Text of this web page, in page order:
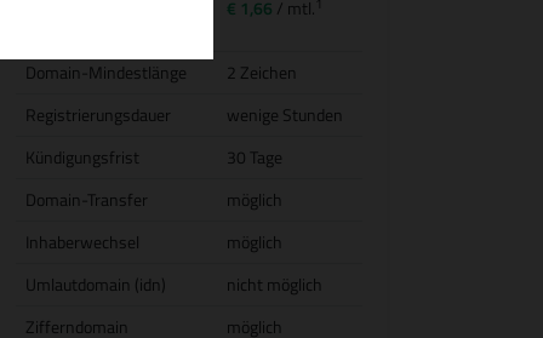
€ 1,66 / mtl.
Domain-Mindestlänge
2 Zeichen
Registrierungsdauer
wenige Stunden
Kündigungsfrist
30 Tage
Domain-Transfer
möglich
Inhaberwechsel
möglich
Umlautdomain (idn)
nicht möglich
Zifferndomain
möglich